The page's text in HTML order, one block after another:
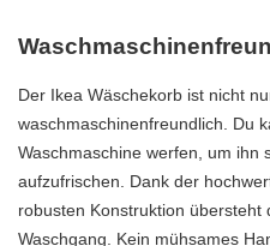
Der Ikea Wäschekorb ist nicht
waschmaschinenfreundlich. Du
Waschmaschine werfen, um ihn
aufzufrischen. Dank der
robusten Konstruktion
Waschgang. Kein mühsames